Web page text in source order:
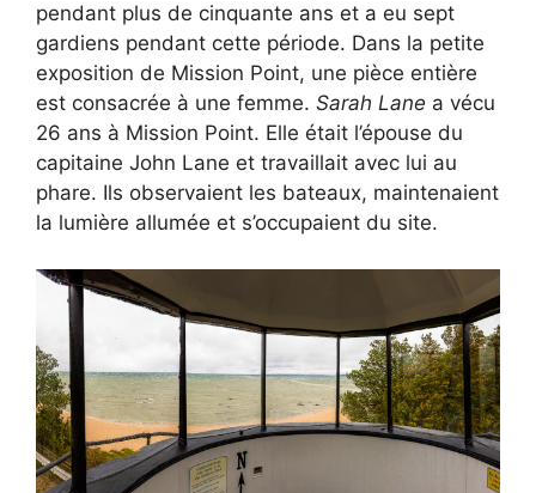
pendant plus de cinquante ans et a eu sept
gardiens pendant cette période. Dans la petite
exposition de Mission Point, une pièce entière
est consacrée à une femme. Sarah Lane a vécu
26 ans à Mission Point. Elle était l’épouse du
capitaine John Lane et travaillait avec lui au
phare. Ils observaient les bateaux, maintenaient
la lumière allumée et s’occupaient du site.